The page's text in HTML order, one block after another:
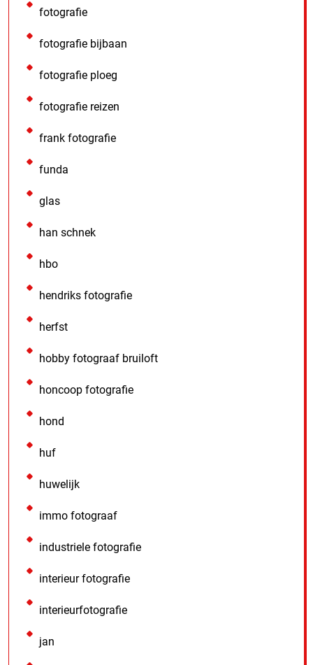
fotografie
fotografie bijbaan
fotografie ploeg
fotografie reizen
frank fotografie
funda
glas
han schnek
hbo
hendriks fotografie
herfst
hobby fotograaf bruiloft
honcoop fotografie
hond
huf
huwelijk
immo fotograaf
industriele fotografie
interieur fotografie
interieurfotografie
jan